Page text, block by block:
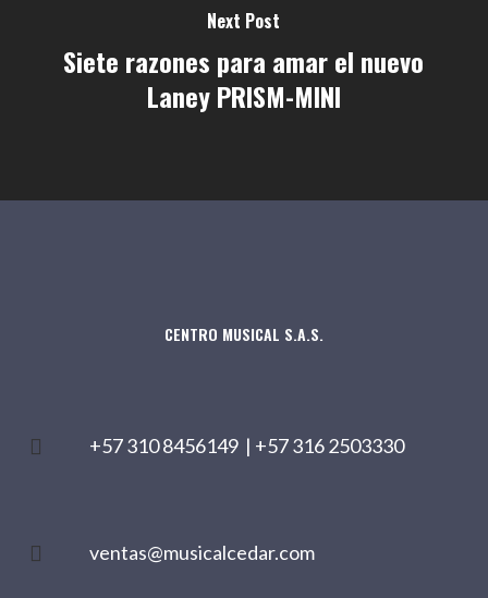
Next Post
Siete razones para amar el nuevo
Laney PRISM-MINI
CENTRO MUSICAL S.A.S.
+57 310 8456149 | +57 316 2503330
ventas@musicalcedar.com